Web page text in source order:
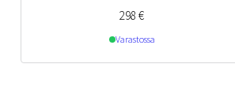
298€
Varastossa